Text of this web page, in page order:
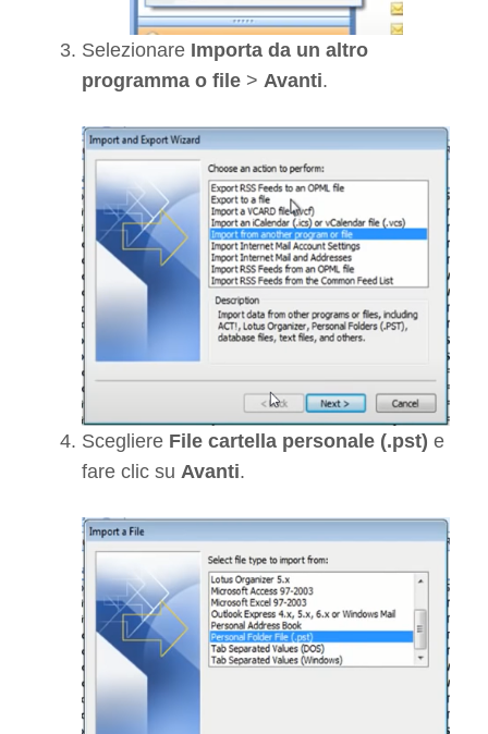
Selezionare Importa da un altro
programma o file > Avanti.
Scegliere File cartella personale (.pst) e
fare clic su Avanti.